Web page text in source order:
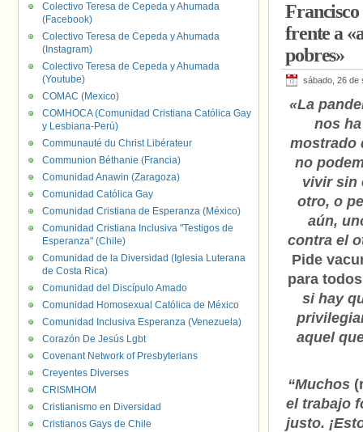
frente a
pobres»
sábado, 26 de
«La
nos ha
mostrado
no
vivir sin
otro, o
aún,
contra el
Pide
para
si hay
aquel
“Muchos
el trabajo
justo.
Colectivo Teresa de Cepeda y Ahumada
(Facebook)
Colectivo Teresa de Cepeda y Ahumada
(Instagram)
Colectivo Teresa de Cepeda y Ahumada
(Youtube)
COMAC (Mexico)
COMHOCA (Comunidad Cristiana Católica Gay
y Lesbiana-Perú)
Communauté du Christ Libérateur
Communion Béthanie (Francia)
Comunidad Anawin (Zaragoza)
Comunidad Católica Gay
Comunidad Cristiana de Esperanza (México)
Comunidad Cristiana Inclusiva "Testigos de
Esperanza" (Chile)
Comunidad de la Diversidad (Iglesia Luterana
de Costa Rica)
Comunidad del Discípulo Amado
Comunidad Homosexual Católica de México
Comunidad Inclusiva Esperanza (Venezuela)
Corazón De Jesús Lgbt
Covenant Network of Presbyterians
Creyentes Diverses
CRISMHOM
Cristianismo en Diversidad
Cristianos Gays de Chile